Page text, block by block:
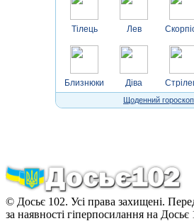
Тілець
Близнюки
Лев
Діва
Щоденний гороскоп
© Досьє 102. Усі права захищені.
за наявності гіперпосилання на Досьє